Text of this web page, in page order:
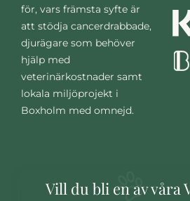
för, vars främsta syfte är
att stödja cancerdrabbade,
djurägare som behöver
hjälp med
veterinärkostnader samt
lokala miljöprojekt i
Boxholm med omnejd.
Vill du bli en av våra